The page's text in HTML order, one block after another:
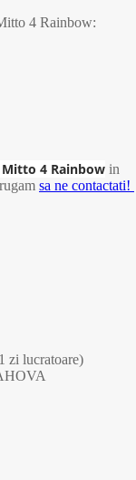
4 Rainbow:
4 Rainbow in
sa ne contactati!
zi lucratoare)